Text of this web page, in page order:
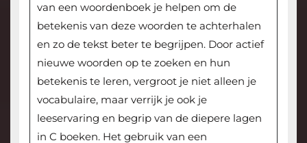
van een woordenboek je helpen om de
betekenis van deze woorden te achterhalen
en zo de tekst beter te begrijpen. Door actief
nieuwe woorden op te zoeken en hun
betekenis te leren, vergroot je niet alleen je
vocabulaire, maar verrijk je ook je
leeservaring en begrip van de diepere lagen
in C boeken. Het gebruik van een